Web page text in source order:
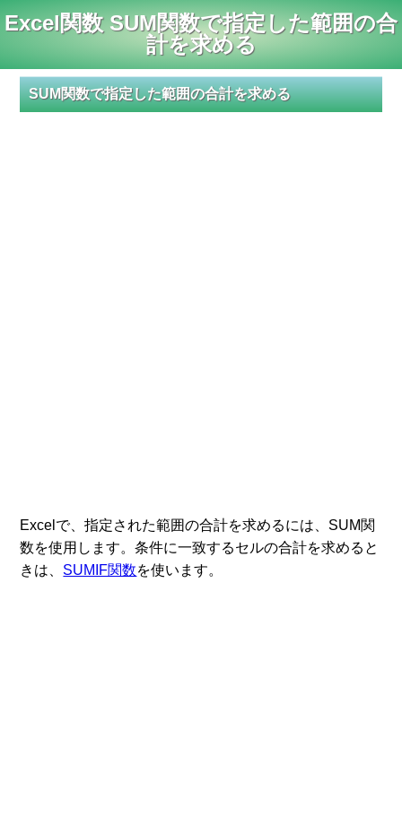
Excel関数 SUM関数で指定した範囲の合
計を求める
SUM関数で指定した範囲の合計を求める
Excelで、指定された範囲の合計を求めるには、SUM関
数を使用します。条件に一致するセルの合計を求めると
きは、 SUMIF関数を使います。